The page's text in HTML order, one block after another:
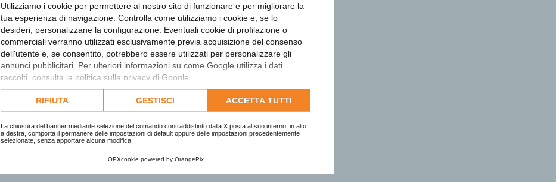
Utilizziamo i cookie per permettere al nostro sito di funzionare e per migliorare la
tua esperienza di navigazione. Controlla come utilizziamo i cookie e, se lo
desideri, personalizzane la configurazione. Eventuali cookie di profilazione o
commerciali verranno utilizzati esclusivamente previa acquisizione del consenso
dell'utente e, se consentito, potrebbero essere utilizzati per personalizzare gli
annunci pubblicitari. Per ulteriori informazioni su come Google utilizza i dati
raccolti, consulta la politica sulla privacy di Google
Consulta l'informativa cookie completa.
RIFIUTA GESTISCI ACCETTA TUTTI
La chiusura del banner mediante selezione del comando contraddistinto dalla X posta al suo interno, in alto
a destra, comporta il permanere delle impostazioni di default oppure delle impostazioni precedentemente
selezionate, senza apportare alcuna modifica.
OPXcookie powered by OrangePix
Le tre profezie. Appunti per il
futuro